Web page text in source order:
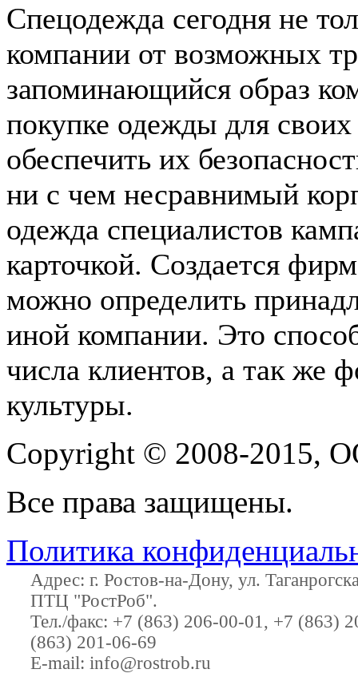
Спецодежда сегодня не
компании от возможных
запоминающийся образ
покупке одежды для своих
обеспечить их
ни с чем несравнимый
одежда специалистов
карточкой. Создается
можно определить
иной компании. Это
числа клиентов, а так же
культуры.
Copyright © 2008-2015,
Все права защищены.
Политика
Адрес: г. Ростов-на-Дону, ул.
ПТЦ "РостРоб".
Тел./факс: +7 (863) 206-00-01 , +7 (863)
(863) 201-06-69
E-mail: info@rostrob.ru